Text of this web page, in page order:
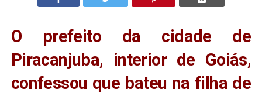
O prefeito da cidade de
Piracanjuba, interior de Goiás,
confessou que bateu na filha de